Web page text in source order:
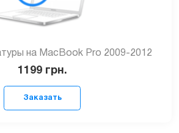
на MacBook Pro 2009-2012
1199 грн.